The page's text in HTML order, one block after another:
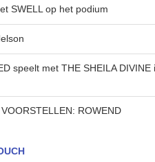
SWELL op het podium
speelt met THE SHEILA DIVINE
ROWEND